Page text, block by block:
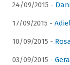
24/09/2015 -
17/09/2015 -
10/09/2015 -
03/09/2015 -